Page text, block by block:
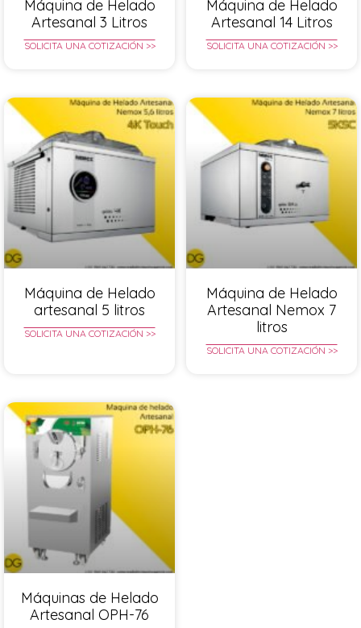
Máquina de Helado
Artesanal 3 Litros
SOLICITA UNA COTIZACIÓN >>
Máquina de Helado
Artesanal 14 Litros
SOLICITA UNA COTIZACIÓN >>
Máquina de Helado
artesanal 5 litros
SOLICITA UNA COTIZACIÓN >>
Máquina de Helado
Artesanal Nemox 7
litros
SOLICITA UNA COTIZACIÓN >>
Máquinas de Helado
Artesanal OPH-76